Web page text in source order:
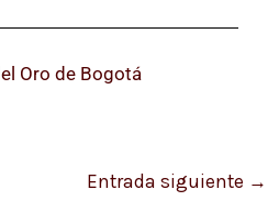
Oro de Bogotá
Entrada siguiente →